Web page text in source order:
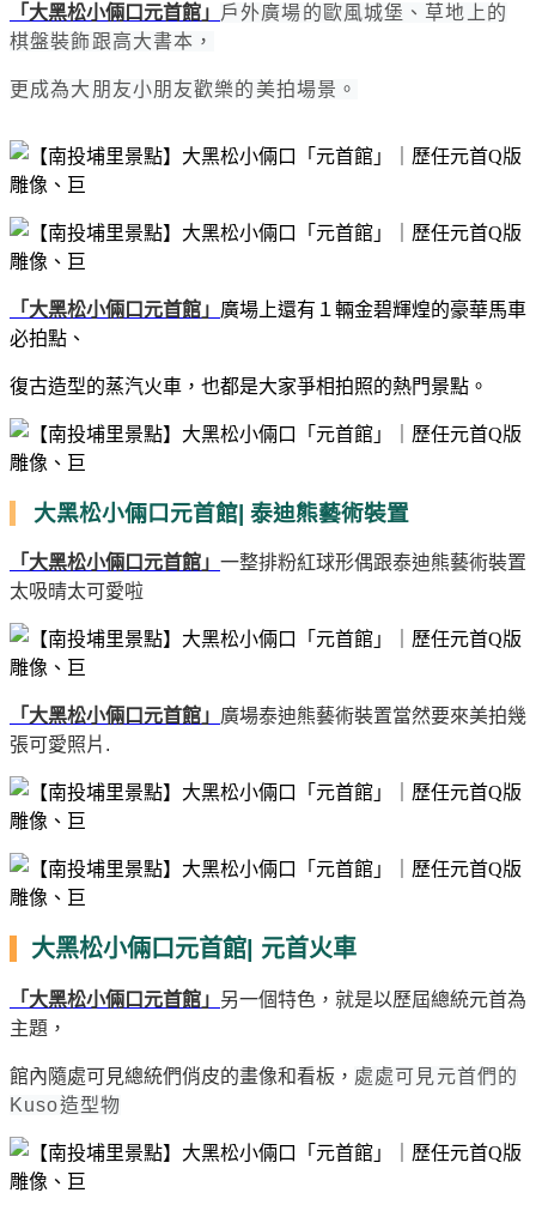
「大黑松小倆口元首館」
戶外廣場的歐風城堡、草地上的
棋盤裝飾跟高大書本，
更成為大朋友小朋友歡樂的美拍場景。
「大黑松小倆口元首館」 廣場上還有１輛金碧輝煌的豪華馬車
必拍點、
復古造型的蒸汽火車，也都是大家爭相拍照的熱門景點。
大黑松小倆口元首館| 泰迪熊藝術裝置
「大黑松小倆口元首館」 一整排粉紅球形偶跟泰迪熊藝術裝置
太吸晴太可愛啦
「大黑松小倆口元首館」 廣場泰迪熊藝術裝置當然要來美拍幾
張可愛照片.
大黑松小倆口元首館| 元首火車
「大黑松小倆口元首館」 另一個特色，就是以歷屆總統元首為
主題，
館內隨處可見總統們俏皮的畫像和看板， 處處可見元首們的
Kuso造型物